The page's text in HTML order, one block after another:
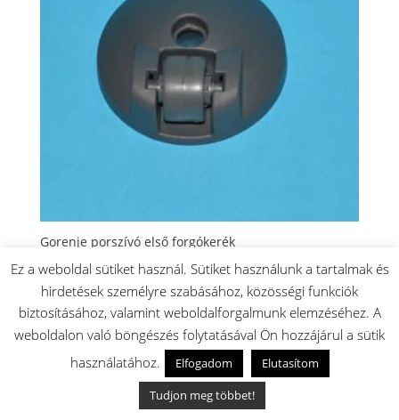
Gorenje porszívó első forgókerék
1900Ft
Készleten: 1 db
🚚 Akár másnapi szállítás
Ez a weboldal sütiket használ. Sütiket használunk a tartalmak és
hirdetések személyre szabásához, közösségi funkciók
biztosításához, valamint weboldalforgalmunk elemzéséhez. A
weboldalon való böngészés folytatásával Ön hozzájárul a sütik
használatához.
Elfogadom
Elutasítom
Tudjon meg többet!